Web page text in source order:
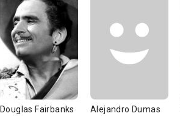
Douglas Fairbanks Alejandro Dumas